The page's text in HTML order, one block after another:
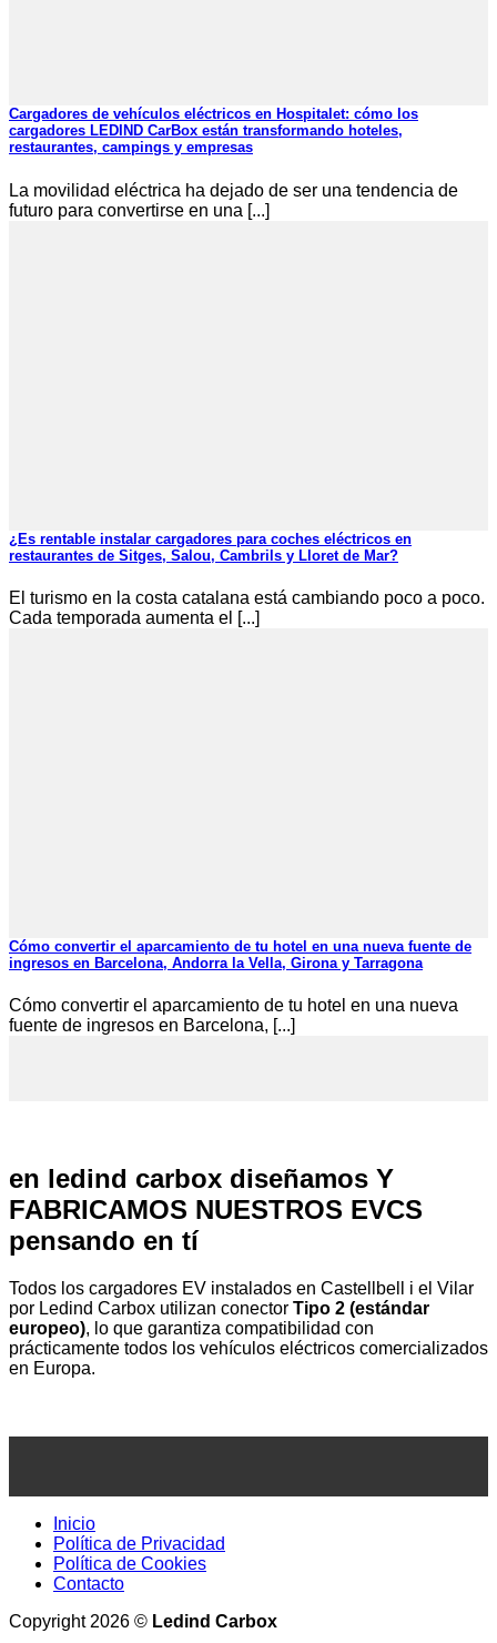
Cargadores de vehículos eléctricos en Hospitalet: cómo los
cargadores LEDIND CarBox están transformando hoteles,
restaurantes, campings y empresas
La movilidad eléctrica ha dejado de ser una tendencia de
futuro para convertirse en una [...]
¿Es rentable instalar cargadores para coches eléctricos en
restaurantes de Sitges, Salou, Cambrils y Lloret de Mar?
El turismo en la costa catalana está cambiando poco a poco.
Cada temporada aumenta el [...]
Cómo convertir el aparcamiento de tu hotel en una nueva fuente de
ingresos en Barcelona, Andorra la Vella, Girona y Tarragona
Cómo convertir el aparcamiento de tu hotel en una nueva
fuente de ingresos en Barcelona, [...]
en ledind carbox diseñamos Y
FABRICAMOS NUESTROS EVCS
pensando en tí
Todos los cargadores EV instalados en Castellbell i el Vilar
por Ledind Carbox utilizan conector Tipo 2 (estándar
europeo), lo que garantiza compatibilidad con
prácticamente todos los vehículos eléctricos comercializados
en Europa.
Inicio
Política de Privacidad
Política de Cookies
Contacto
Copyright 2026 © Ledind Carbox